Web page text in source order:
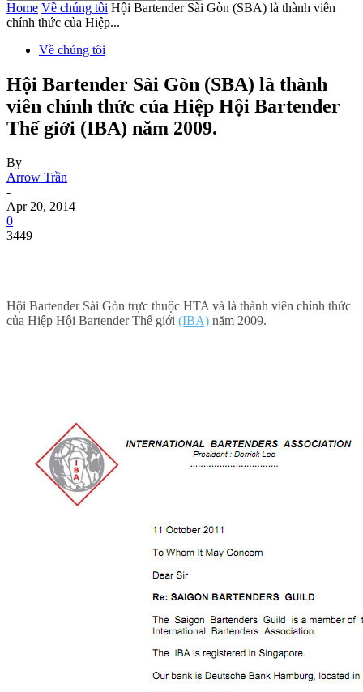
Home Về chúng tôi Hội Bartender Sài Gòn (SBA) là thành viên
chính thức của Hiệp...
Về chúng tôi
Hội Bartender Sài Gòn (SBA) là thành
viên chính thức của Hiệp Hội Bartender
Thế giới (IBA) năm 2009.
By
Arrow Trần
-
Apr 20, 2014
0
3449
Hội Bartender Sài Gòn trực thuộc HTA và là thành viên chính thức
của Hiệp Hội Bartender Thế giới (IBA) năm 2009.